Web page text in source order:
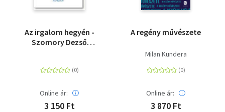
Az irgalom hegyén -
Szomory Dezső
Online ár:
3 150 Ft
A regény művészete
Milan Kundera
Online ár:
3 870 Ft